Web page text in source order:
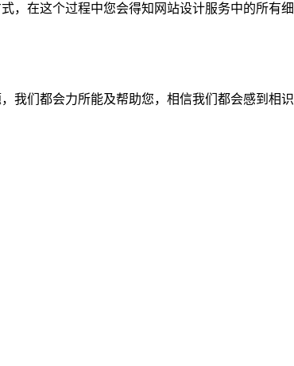
，在这个过程中您会得知网站设计服务中的所有
我们都会力所能及帮助您，相信我们都会感到相